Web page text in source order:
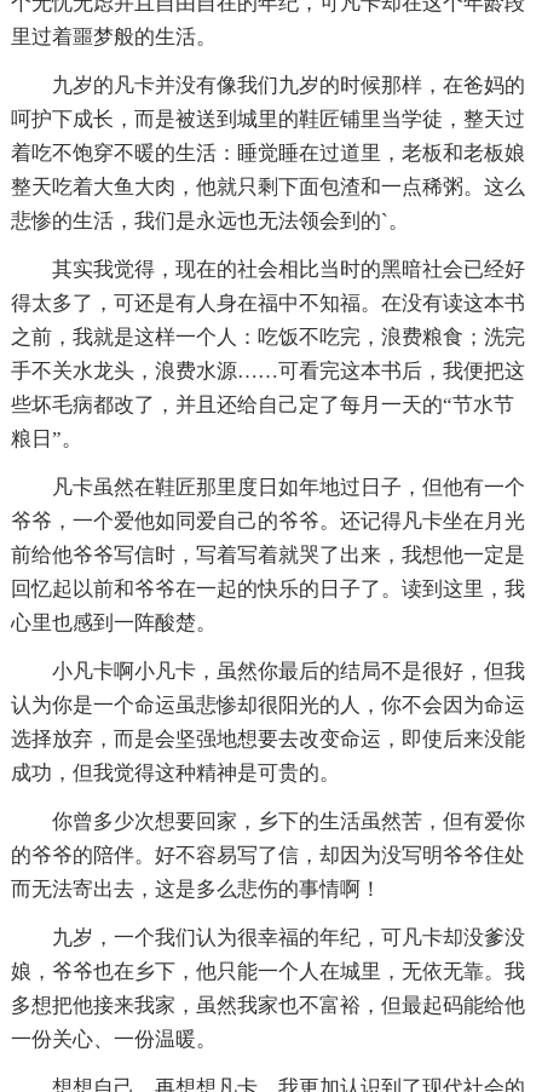
里过着噩梦般的生活。
九岁的凡卡并没有像我们九岁的时候那样，在爸妈的
呵护下成长，而是被送到城里的鞋匠铺里当学徒，整天过
着吃不饱穿不暖的生活：睡觉睡在过道里，老板和老板娘
整天吃着大鱼大肉，他就只剩下面包渣和一点稀粥。这么
悲惨的生活，我们是永远也无法领会到的`。
其实我觉得，现在的社会相比当时的黑暗社会已经好
得太多了，可还是有人身在福中不知福。在没有读这本书
之前，我就是这样一个人：吃饭不吃完，浪费粮食；洗完
手不关水龙头，浪费水源……可看完这本书后，我便把这
些坏毛病都改了，并且还给自己定了每月一天的“节水节
粮日”。
凡卡虽然在鞋匠那里度日如年地过日子，但他有一个
爷爷，一个爱他如同爱自己的爷爷。还记得凡卡坐在月光
前给他爷爷写信时，写着写着就哭了出来，我想他一定是
回忆起以前和爷爷在一起的快乐的日子了。读到这里，我
心里也感到一阵酸楚。
小凡卡啊小凡卡，虽然你最后的结局不是很好，但我
认为你是一个命运虽悲惨却很阳光的人，你不会因为命运
选择放弃，而是会坚强地想要去改变命运，即使后来没能
成功，但我觉得这种精神是可贵的。
你曾多少次想要回家，乡下的生活虽然苦，但有爱你
的爷爷的陪伴。好不容易写了信，却因为没写明爷爷住处
而无法寄出去，这是多么悲伤的事情啊！
九岁，一个我们认为很幸福的年纪，可凡卡却没爹没
娘，爷爷也在乡下，他只能一个人在城里，无依无靠。我
多想把他接来我家，虽然我家也不富裕，但最起码能给他
一份关心、一份温暖。
想想自己，再想想凡卡，我更加认识到了现代社会的